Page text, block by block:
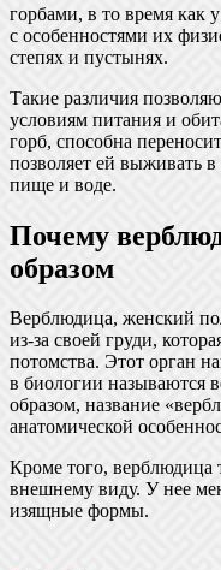
горбами, в то время как
с особенностями их
степях и пустынях.
Такие различия
условиям питания и
горб, способна
позволяет ей выживать
пище и воде.
Почему
образом
Верблюдица, женский
из-за своей груди,
потомства. Этот орган
в биологии называются
образом, название
анатомической
Кроме того, верблюдица
внешнему виду. У нее
изящные формы.